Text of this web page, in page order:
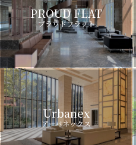
PROUD FLAT
プラウドフラット
Urbanex
アーバネックス